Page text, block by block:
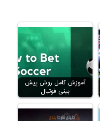
آموزش کامل روش پیش
بینی فوتبال